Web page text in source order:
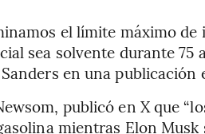
el límite máximo
sea solvente durante 75
en una publicación
publicó en X que
mientras Elon Musk